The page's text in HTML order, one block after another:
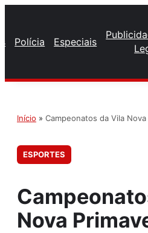
Polícia Especiais
Início » Campeonatos da Vila Nova
ESPORTES
Nova